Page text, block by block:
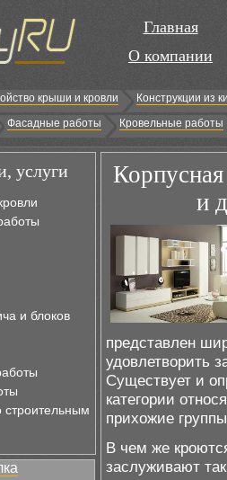
Главная
О компании
крыши и кровли
Конструкции из
Фасадные работы Кровельные работы
услуги
и блоков
строительным
и
представлен
удовлетворить
Существует и
категории
прихожие
В чем же
заслуживают